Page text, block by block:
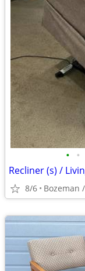
• •
Recliner (s) /
8/6 Bozeman